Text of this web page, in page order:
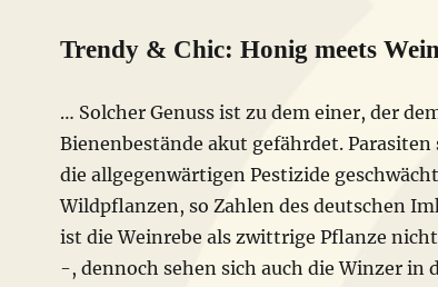
Trendy & Chic: Honig meets
… Solcher Genuss ist zu dem einer, der
Bienenbestände akut gefährdet.
die allgegenwärtigen Pestizide
Wildpflanzen, so Zahlen des deutschen
ist die Weinrebe als zwittrige Pflanze
-, dennoch sehen sich auch die Winzer